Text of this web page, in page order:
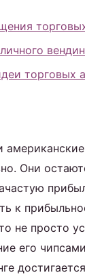
торговых
Они
к
не просто
его